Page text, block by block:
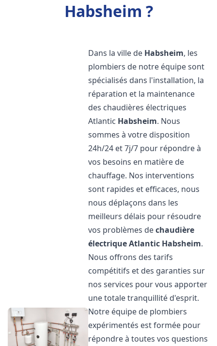
Habsheim ?
Dans la ville de Habsheim, les
plombiers de notre équipe sont
spécialisés dans l'installation, la
réparation et la maintenance
des chaudières électriques
Atlantic Habsheim. Nous
sommes à votre disposition
24h/24 et 7j/7 pour répondre à
vos besoins en matière de
chauffage. Nos interventions
sont rapides et efficaces, nous
nous déplaçons dans les
meilleurs délais pour résoudre
vos problèmes dechaudière
électrique Atlantic Habsheim.
Nous offrons des tarifs
compétitifs et des garanties sur
nos services pour vous apporter
une totale tranquillité d'esprit.
Notre équipe de plombiers
expérimentés est formée pour
répondre à toutes vos questions